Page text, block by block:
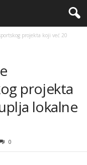
projekta koji već 20
projekta
lokalne
0